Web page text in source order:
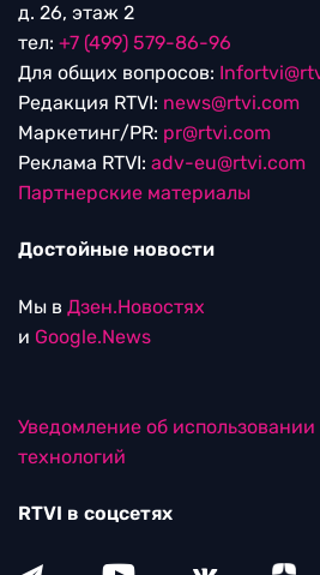
д. 26, этаж 2
тел: +7 (499) 579-86-96
Для общих вопросов:
Редакция RTVI: news@rtvi.com
Маркетинг/PR: pr@rtvi.com
Реклама RTVI: adv-eu@rtvi.com
Партнерские материалы
Достойные новости
Мы в Дзен.Новостях
и Google.News
Уведомление об
технологий
RTVI в соцсетях